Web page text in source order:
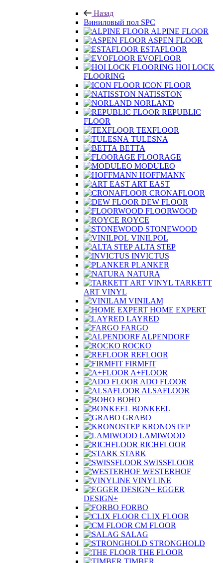
Назад
Виниловый пол SPC
ALPINE FLOOR
ASPEN FLOOR
ESTAFLOOR
EVOFLOOR
HOI LOCK
FLOORING
ICON FLOOR
NATISSTON
NORLAND
REPUBLIC
FLOOR
TEXFLOOR
TULESNA
BETTA
FLOORAGE
MODULEO
HOFFMANN
ART EAST
CRONAFLOOR
DEW FLOOR
FLOORWOOD
ROYCE
STONEWOOD
VINILPOL
ALTA STEP
INVICTUS
PLANKER
NATURA
TARKETT
ART VINYL
VINILAM
HOME EXPERT
LAYRED
FARGO
ALPENDORF
ROCKO
REFLOOR
FIRMFIT
A+FLOOR
ADO FLOOR
ALSAFLOOR
BOHO
BONKEEL
GRABO
KRONOSTEP
LAMIWOOD
RICHFLOOR
STARK
SWISSFLOOR
WESTERHOF
VINYLINE
EGGER
DESIGN+
FORBO
CLIX FLOOR
CM FLOOR
SALAG
STRONGHOLD
THE FLOOR
TIMBER